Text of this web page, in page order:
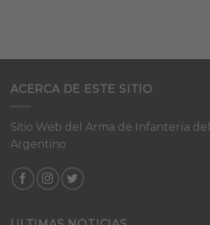
ACERCA DE ESTE SITIO
Sitio Web del Arma de Infantería
Argentino